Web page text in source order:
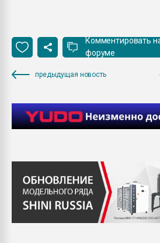
Комментировать
форуме
предыдущая новость